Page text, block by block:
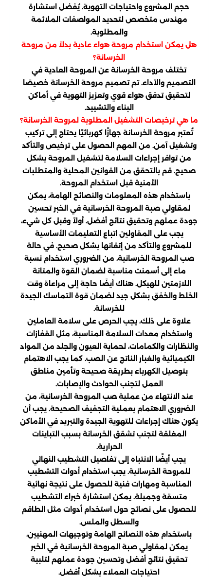
حجم المشروع واحتياجات التهوية. يُفضل استشارة
مهندس متخصص لتحديد المواصفات الملائمة
والمطلوبة.
هل يمكن استخدام مروحة هواء عادية بدلاً من مروحة
الخرسانة؟
تختلف مروحة الخرسانة عن المروحة العادية في
التصميم والأداء. تم تصميم مروحة الخرسانة خصيصًا
لتحقيق تدفق هواء قوي وتعزيز التهوية في أماكن
البناء والتشييد.
ما هي ترخيصات التشغيل المطلوبة لمروحة الخرسانة؟
تُعتبر مروحة الخرسانة جهازًا كهربائيًا يحتاج إلى تركيب
وتشغيل آمن. من المهم الحصول على ترخيص والتأكد
من توافر إجراءات السلامة لتشغيل المروحة بشكل
صحيح. قم بالتحقق من القوانين المحلية والمتطلبات
الأمنية قبل استخدام المروحة.
باستخدام هذه المعلومات والنصائح الهامة، يمكن
لمقاولي صبة المروحة الخرسانية في الخبر تحسين
جودة عملهم وتحقيق نتائج أفضل. أولاً وقبل كل شيء،
يجب على المقاولين اتباع التعليمات الأساسية
للمشروع والتأكد من إتقانها بشكل صحيح. في حالة
صب المروحة الخرسانية، من الضروري استخدام نسبة
ماء إلى أسمنت مناسبة لضمان القوة والمتانة
اللازمتين للهيكل. هناك أيضًا حاجة إلى مراعاة وقت
الخلط والخفق بشكل جيد لضمان قوة التماسك الجيدة
للخرسانة.
علاوة على ذلك، يجب الحرص على سلامة العاملين
واستخدام معدات السلامة المناسبة، مثل القفازات
والنظارات والكمامات، لحماية العيون والجلد من المواد
الكيميائية والغبار الناتج عن الصب. كما يجب الاهتمام
بتوصيل الكهرباء بطريقة صحيحة وتأمين مناطق
العمل لتجنب الحوادث والإصابات.
عند الانتهاء من عملية صب المروحة الخرسانية، من
الضروري الاهتمام بعملية التجفيف الصحيحة. يجب أن
يكون هناك إجراءات للتهوية الجيدة والتبريد في الأماكن
المغلقة لتجنب تشقق الخرسانة بسبب التباينات
الحرارية.
يجب أيضًا الانتباه إلى تفاصيل التشطيب النهائي
للمروحة الخرسانية. يجب استخدام أدوات التشطيب
المناسبة ومهارات فنية للحصول على نتيجة نهائية
متسقة وجميلة. يمكن استشارة خبراء التشطيب
للحصول على نصائح حول استخدام أدوات مثل الطاقم
والسطل والملس.
باستخدام هذه النصائح الهامة وتوجيهات المهنيين،
يمكن لمقاولي صبة المروحة الخرسانية في الخبر
تحقيق نتائج أفضل وتحسين جودة عملهم لتلبية
احتياجات العملاء بشكل أفضل.